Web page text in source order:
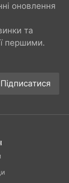
оновлення
та
першими.
Підписатися